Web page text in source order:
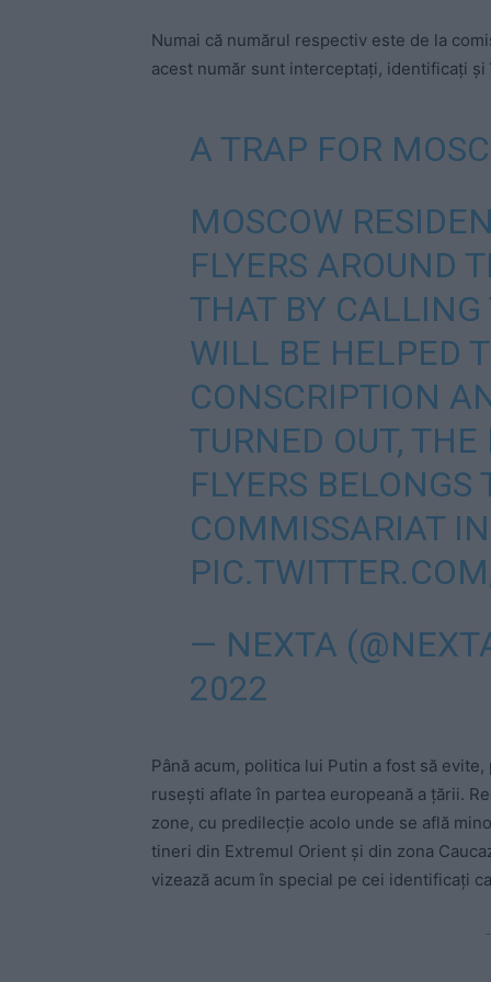
Numai că numărul respectiv este de la
acest număr sunt interceptați, identificați și
A TRAP FOR
MOSCOW
FLYERS AROUND
THAT BY
WILL BE HELPED
CONSCRIPTION
TURNED OUT,
FLYERS
COMMISSARIAT IN
— NEXTA
2022
Până acum, politica lui Putin a fost să
rusești aflate în partea europeană a țării.
zone, cu predilecție acolo unde se află
tineri din Extremul Orient și din zona
vizează acum în special pe cei identificați